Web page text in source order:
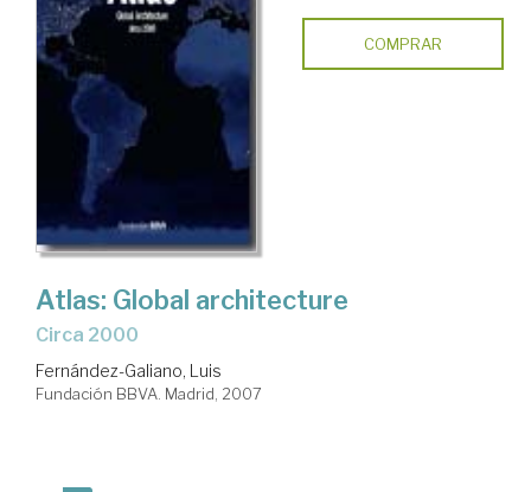
COMPRAR
Atlas: Global architecture
Circa 2000
Fernández-Galiano, Luis
Fundación BBVA. Madrid, 2007